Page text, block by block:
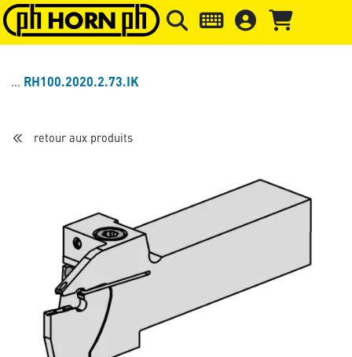
Skip to main content Passer à l'en-tête de la page
RH100.2020.2.73.IK
retour aux produits